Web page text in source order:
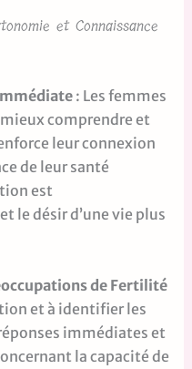
et Connaissance
: Les femmes
comprendre et
leur connexion
de leur santé
est
le désir d’une vie plus
de Fertilité
et à identifier les
immédiates et
la capacité de